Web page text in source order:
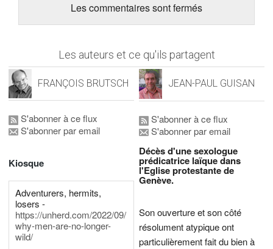
Les commentaires sont fermés
Les auteurs et ce qu'ils partagent
FRANÇOIS BRUTSCH
S'abonner à ce flux
S'abonner par email
Kiosque
Adventurers, hermits,
losers -
https://unherd.com/2022/09/
why-men-are-no-longer-
wild/
JEAN-PAUL GUISAN
S'abonner à ce flux
S'abonner par email
Décès d'une sexologue
prédicatrice laïque dans
l'Eglise protestante de
Genève.
Son ouverture et son côté
résolument atypique ont
particulièrement fait du bien à